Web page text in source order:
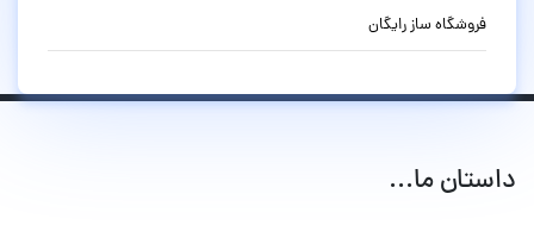
فروشگاه ساز رایگان
داستان ما...